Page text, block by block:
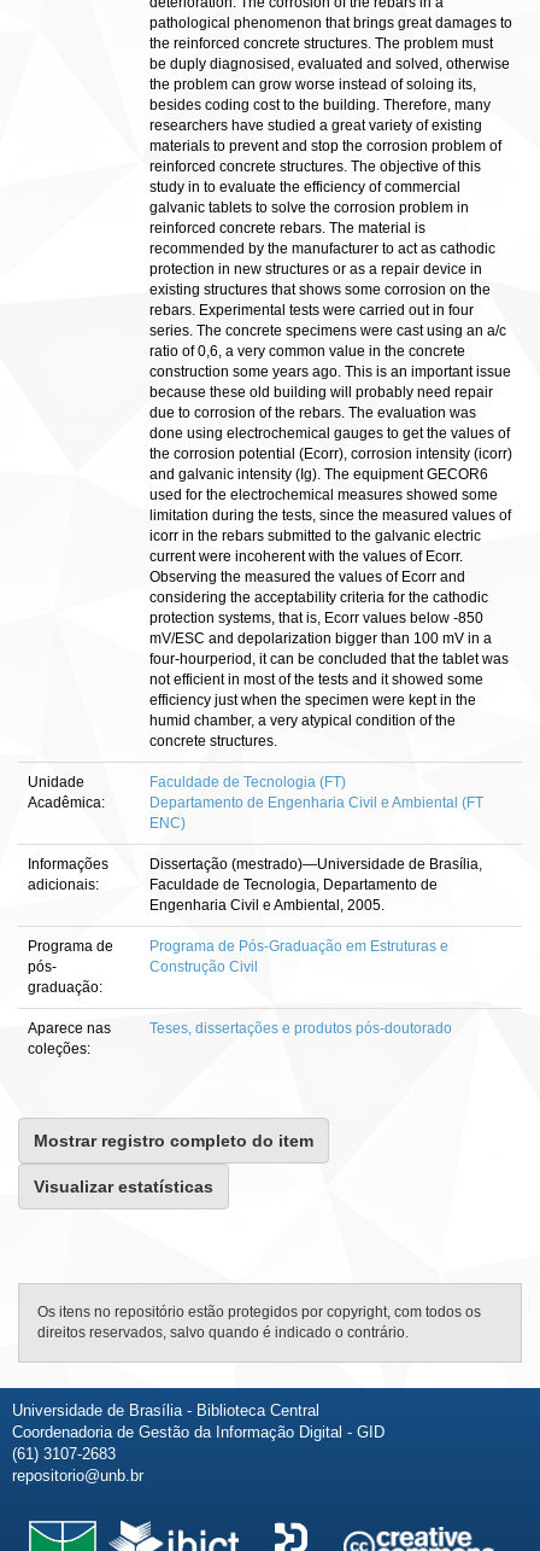
pathological phenomenon that brings great damages to
the reinforced concrete structures. The problem must
be duply diagnosised, evaluated and solved, otherwise
the problem can grow worse instead of soloing its,
besides coding cost to the building. Therefore, many
researchers have studied a great variety of existing
materials to prevent and stop the corrosion problem of
reinforced concrete structures. The objective of this
study in to evaluate the efficiency of commercial
galvanic tablets to solve the corrosion problem in
reinforced concrete rebars. The material is
recommended by the manufacturer to act as cathodic
protection in new structures or as a repair device in
existing structures that shows some corrosion on the
rebars. Experimental tests were carried out in four
series. The concrete specimens were cast using an a/c
ratio of 0,6, a very common value in the concrete
construction some years ago. This is an important issue
because these old building will probably need repair
due to corrosion of the rebars. The evaluation was
done using electrochemical gauges to get the values of
the corrosion potential (Ecorr), corrosion intensity (icorr)
and galvanic intensity (Ig). The equipment GECOR6
used for the electrochemical measures showed some
limitation during the tests, since the measured values of
icorr in the rebars submitted to the galvanic electric
current were incoherent with the values of Ecorr.
Observing the measured the values of Ecorr and
considering the acceptability criteria for the cathodic
protection systems, that is, Ecorr values below -850
mV/ESC and depolarization bigger than 100 mV in a
four-hourperiod, it can be concluded that the tablet was
not efficient in most of the tests and it showed some
efficiency just when the specimen were kept in the
humid chamber, a very atypical condition of the
concrete structures.
Unidade
Acadêmica:
Faculdade de Tecnologia (FT)
Departamento de Engenharia Civil e Ambiental (FT
ENC)
Informações
adicionais:
Dissertação (mestrado)—Universidade de Brasília,
Faculdade de Tecnologia, Departamento de
Engenharia Civil e Ambiental, 2005.
Programa de
pós-
graduação:
Programa de Pós-Graduação em Estruturas e
Construção Civil
Aparece nas
coleções:
Teses, dissertações e produtos pós-doutorado
Mostrar registro completo do item
Visualizar estatísticas
Os itens no repositório estão protegidos por copyright, com todos os
direitos reservados, salvo quando é indicado o contrário.
Universidade de Brasília - Biblioteca Central
Coordenadoria de Gestão da Informação Digital - GID
(61) 3107-2683
repositorio@unb.br